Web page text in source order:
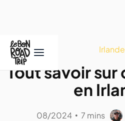
Irlande
Tout savoir
en
08/2024 • 7 mins